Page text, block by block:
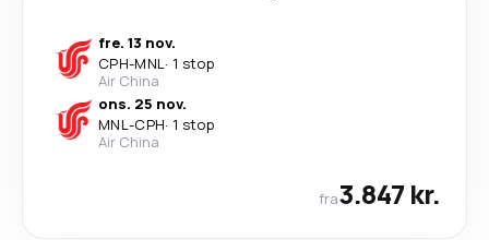
fre. 13 nov.
CPH-MNL· 1 stop
Air China
ons. 25 nov.
MNL-CPH· 1 stop
Air China
fra3.847 kr.